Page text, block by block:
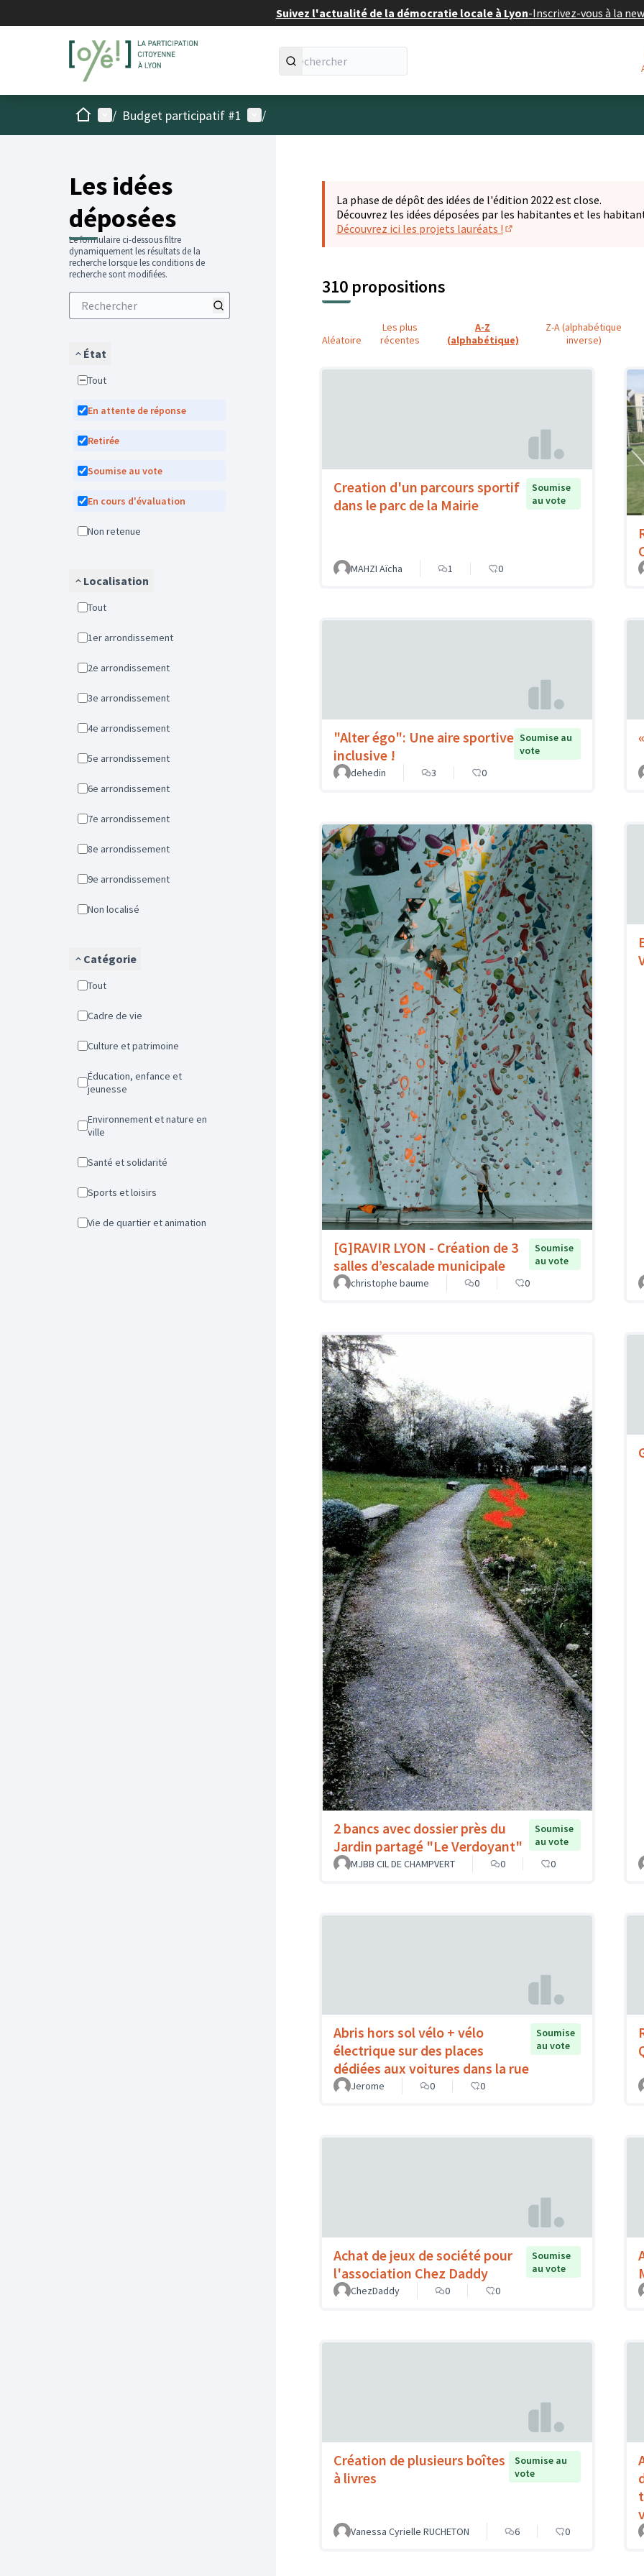
Suivez l'actualité de la démocratie locale à Lyon-Inscrivez-vous à la
AccueilMenu principal
/ Budget participatif #1 Menu utilisateur
/
Les idées
déposées
Le formulaire ci-dessous filtre
dynamiquement les résultats de la
recherche lorsque les conditions de
recherche sont modifiées.
État
Tout
En attente de réponse
Retirée
Soumise au vote
En cours d'évaluation
Non retenue
Localisation
Tout
1er arrondissement
2e arrondissement
3e arrondissement
4e arrondissement
5e arrondissement
6e arrondissement
7e arrondissement
8e arrondissement
9e arrondissement
Non localisé
Catégorie
Tout
Cadre de vie
Culture et patrimoine
Éducation, enfance et
jeunesse
Environnement et nature en
ville
Santé et solidarité
Sports et loisirs
Vie de quartier et animation
La phase de dépôt des idées de l'édition 2022 est close.
Découvrez les idées déposées par les habitantes et les
Découvrez ici les projets lauréats !
310 propositions
Aléatoire
Les plus
récentes
A-Z
(alphabétique)
Z-A (alphabétique
inverse)
Creation d'un parcours sportif
dans le parc de la Mairie
Soumise
au vote
MAHZI Aïcha 1 0
"Alter égo": Une aire sportive
inclusive !
Soumise au
vote
dehedin
3 0
[G]RAVIR LYON - Création de 3
salles d’escalade municipale
Soumise
au vote
christophe baume
0 0
2 bancs avec dossier près du
Jardin partagé "Le Verdoyant"
Soumise
au vote
MJBB CIL DE CHAMPVERT
0 0
Abris hors sol vélo + vélo
électrique sur des places
dédiées aux voitures dans la rue
Soumise
au vote
Jerome 0 0
Achat de jeux de société pour
l'association Chez Daddy
Soumise
au vote
ChezDaddy
0 0
Création de plusieurs boîtes
à livres
Soumise au
vote
Vanessa Cyrielle RUCHETON 6 0